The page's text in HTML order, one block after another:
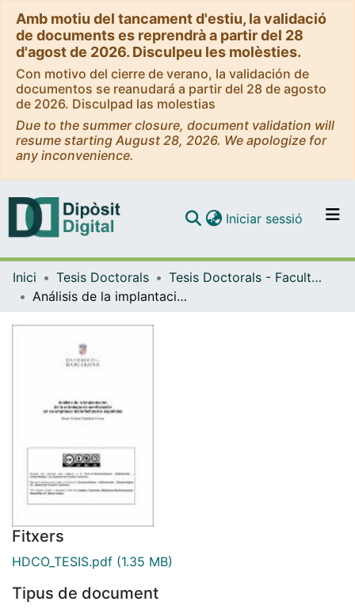
Amb motiu del tancament d'estiu, la validació
de documents es reprendrà a partir del 28
d'agost de 2026. Disculpeu les molèsties.
Con motivo del cierre de verano, la validación de
documentos se reanudará a partir del 28 de agosto
de 2026. Disculpad las molestias
Due to the summer closure, document validation will
resume starting August 28, 2026. We apologize for
any inconvenience.
Navega per tot el DD
Iniciar sessió (current)
Inici Tesis Doctorals
Tesis Doctorals - Facultat - Economia i Empresa
Análisis de la implantación de la estrategia de servitización en las empresas manufactureras españolas
Fitxers
HDCO_TESIS.pdf (1.35 MB)
Tipus de document